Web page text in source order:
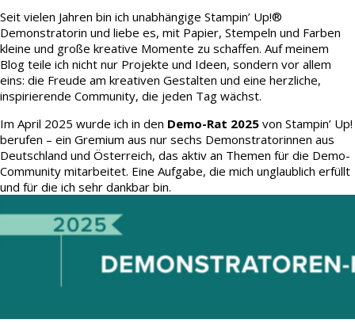
Seit vielen Jahren bin ich unabhängige Stampin’ Up!®
Demonstratorin und liebe es, mit Papier, Stempeln und Farben
kleine und große kreative Momente zu schaffen. Auf meinem
Blog teile ich nicht nur Projekte und Ideen, sondern vor allem
eins: die Freude am kreativen Gestalten und eine herzliche,
inspirierende Community, die jeden Tag wächst.
Im April 2025 wurde ich in den Demo-Rat 2025 von Stampin’ Up!
berufen – ein Gremium aus nur sechs Demonstratorinnen aus
Deutschland und Österreich, das aktiv an Themen für die Demo-
Community mitarbeitet. Eine Aufgabe, die mich unglaublich erfüllt
und für die ich sehr dankbar bin.